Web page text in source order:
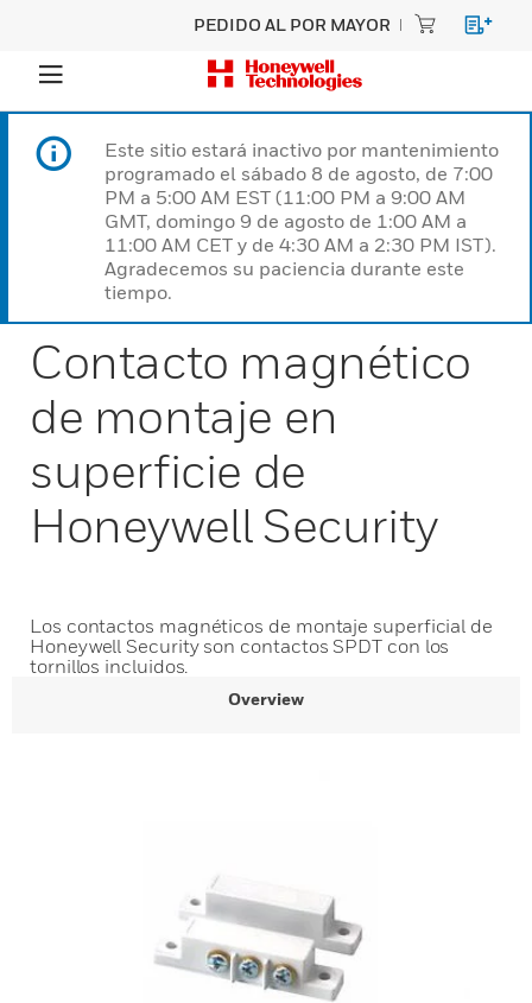
PEDIDO AL POR MAYOR
Este sitio estará inactivo por mantenimiento
programado el sábado 8 de agosto, de 7:00
PM a 5:00 AM EST (11:00 PM a 9:00 AM
GMT, domingo 9 de agosto de 1:00 AM a
11:00 AM CET y de 4:30 AM a 2:30 PM IST).
Agradecemos su paciencia durante este
tiempo.
Contacto magnético
de montaje en
superficie de
Honeywell Security
Los contactos magnéticos de montaje superficial de
Honeywell Security son contactos SPDT con los
tornillos incluidos.
Overview